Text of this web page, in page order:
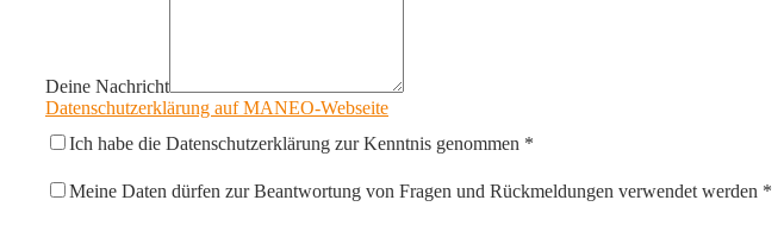
Deine Nachricht
Datenschutzerklärung auf MANEO-Webseite
Ich habe die Datenschutzerklärung zur Kenntnis genommen *
Meine Daten dürfen zur Beantwortung von Fragen und Rückmeldungen verwendet werden *